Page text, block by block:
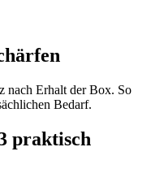
nach Erhalt der Box. So
Bedarf.
praktisch